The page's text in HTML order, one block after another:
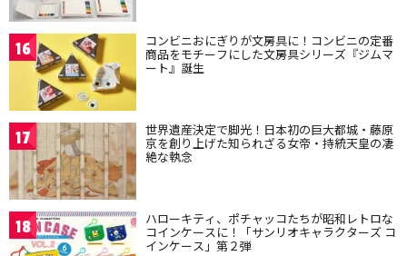
16 コンビニおにぎりが文房具に！コンビニの定番
商品をモチーフにした文房具シリーズ『ジムマ
ート』誕生
17 世界遺産決定で脚光！日本初の巨大都城・藤原
京を創り上げた知られざる女帝・持統天皇の凄
絶な執念
18 ハローキティ、ポチャッコたちが昭和レトロな
コインケースに！「サンリオキャラクターズ コ
インケース」第２弾